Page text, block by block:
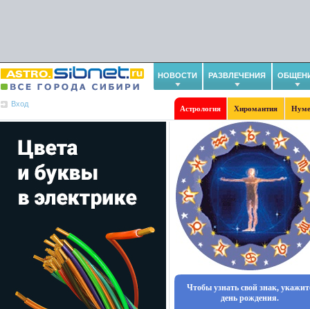
НОВОСТИ РАЗВЛЕЧЕНИЯ
Вход
Астрология Хиромантия
Чтобы узнать свой знак,
день рождения.